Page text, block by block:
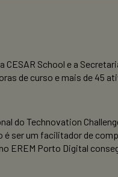
School e a
de curso e mais de 45
do Technovation
ser um facilitador de
EREM Porto Digital